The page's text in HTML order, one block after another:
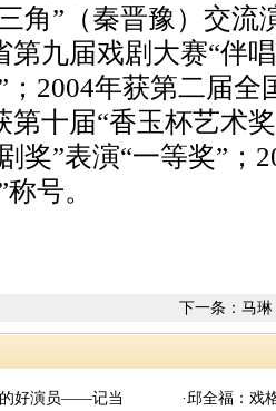
角”（秦晋豫）交流
第九届戏剧大赛“伴
；2004年获第二届全
第十届“香玉杯艺术
奖”表演“一等奖”；
号。
下一条： 马琳
的好演员——记当 ·邱全福：戏